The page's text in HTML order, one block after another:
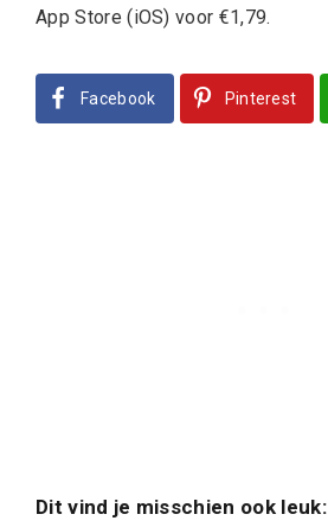
App Store (iOS) voor €1,79.
Facebook Pinterest
Dit vind je misschien ook leuk: